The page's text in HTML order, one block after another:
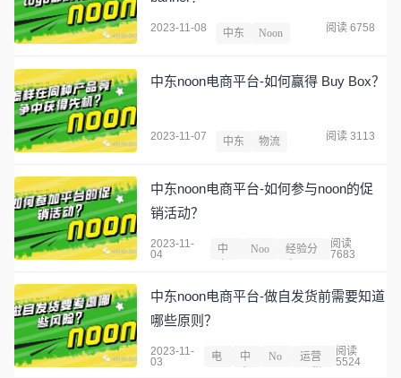
2023-11-08 中东 Noon 阅读 6758
中东noon电商平台-如何赢得 Buy Box？
2023-11-07 中东 物流 阅读 3113
中东noon电商平台-如何参与noon的促
销活动？
2023-11-
04
中
Noo
经验分
阅读
7683
中东noon电商平台-做自发货前需要知道
哪些原则？
2023-11-
03
电
中
No
运营
阅读
5524